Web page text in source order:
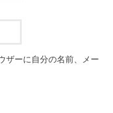
ザーに自分の名前、メー